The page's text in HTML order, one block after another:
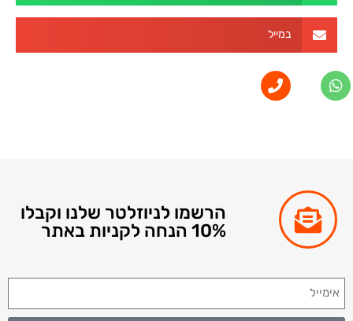
במייל
הרשמו לניוזלטר שלנו וקבלו
10% הנחה לקניות באתר